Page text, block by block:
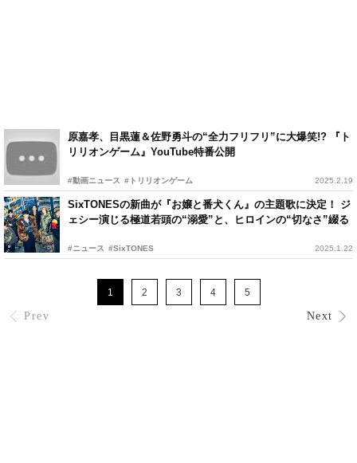
原嘉孝、目黒蓮＆佐野勇斗の“全力フリフリ”に大爆笑!? 『ト
リリオンゲーム』YouTube特番公開
#動画ニュース #トリリオンゲーム 2025.2.19
SixTONESの新曲が『お嬢と番犬くん』の主題歌に決定！ ジ
ェシー演じる極道若頭の“溺愛”と、ヒロインの“切なさ”綴る
#ニュース #SixTONES 2025.1.22
Prev
1 2 3 4 5
Next